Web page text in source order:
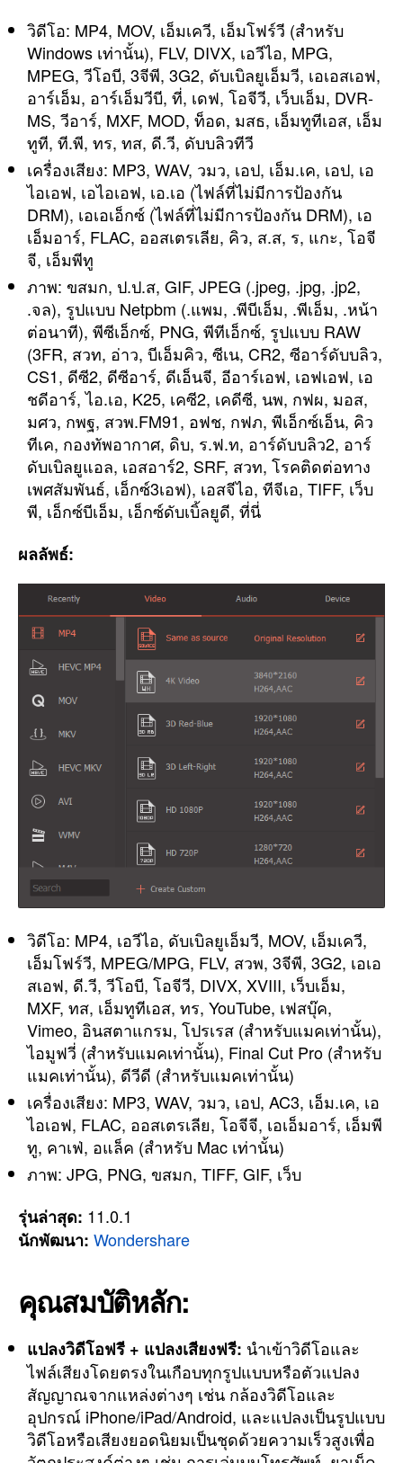
วิดีโอ: MP4, MOV, เอ็มเควี, เอ็มโฟร์วี (สำหรับ
Windows เท่านั้น), FLV, DIVX, เอวีไอ, MPG,
MPEG, วีโอบี, 3จีพี, 3G2, ดับเบิลยูเอ็มวี, เอเอสเอฟ,
อาร์เอ็ม, อาร์เอ็มวีบี, ที่, เดฟ, โอจีวี, เว็บเอ็ม, DVR-
MS, วีอาร์, MXF, MOD, ท็อด, มสธ, เอ็มทูทีเอส, เอ็ม
ทูที, ที.พี, ทร, ทส, ดี.วี, ดับบลิวทีวี
เครื่องเสียง: MP3, WAV, วมว, เอป, เอ็ม.เค, เอป, เอ
ไอเอฟ, เอไอเอฟ, เอ.เอ (ไฟล์ที่ไม่มีการป้องกัน
DRM), เอเอเอ็กซ์ (ไฟล์ที่ไม่มีการป้องกัน DRM), เอ
เอ็มอาร์, FLAC, ออสเตรเลีย, คิว, ส.ส, ร, แกะ, โอจี
จี, เอ็มพีทู
ภาพ: ขสมก, ป.ป.ส, GIF, JPEG (.jpeg, .jpg, .jp2,
.จล), รูปแบบ Netpbm (.แพม, .พีบีเอ็ม, .พีเอ็ม, .หน้า
ต่อนาที), พีซีเอ็กซ์, PNG, พีทีเอ็กซ์, รูปแบบ RAW
(3FR, สวท, อ่าว, บีเอ็มคิว, ซีเน, CR2, ซีอาร์ดับบลิว,
CS1, ดีซี2, ดีซีอาร์, ดีเอ็นจี, อีอาร์เอฟ, เอฟเอฟ, เอ
ชดีอาร์, ไอ.เอ, K25, เคซี2, เคดีซี, นพ, กฟผ, มอส,
มศว, กพฐ, สวพ.FM91, อฟช, กฟภ, พีเอ็กซ์เอ็น, คิว
ทีเค, กองทัพอากาศ, ดิบ, ร.ฟ.ท, อาร์ดับบลิว2, อาร์
ดับเบิลยูแอล, เอสอาร์2, SRF, สวท, โรคติดต่อทาง
เพศสัมพันธ์, เอ็กซ์3เอฟ), เอสจีไอ, ทีจีเอ, TIFF, เว็บ
พี, เอ็กซ์บีเอ็ม, เอ็กซ์ดับเบิ้ลยูดี, ที่นี่
ผลลัพธ์:
วิดีโอ: MP4, เอวีไอ, ดับเบิลยูเอ็มวี, MOV, เอ็มเควี,
เอ็มโฟร์วี, MPEG/MPG, FLV, สวพ, 3จีพี, 3G2, เอเอ
สเอฟ, ดี.วี, วีโอบี, โอจีวี, DIVX, XVIII, เว็บเอ็ม,
MXF, ทส, เอ็มทูทีเอส, ทร, YouTube, เฟสบุ๊ค,
Vimeo, อินสตาแกรม, โปรเรส (สำหรับแมคเท่านั้น),
ไอมูฟวี่ (สำหรับแมคเท่านั้น), Final Cut Pro (สำหรับ
แมคเท่านั้น), ดีวีดี (สำหรับแมคเท่านั้น)
เครื่องเสียง: MP3, WAV, วมว, เอป, AC3, เอ็ม.เค, เอ
ไอเอฟ, FLAC, ออสเตรเลีย, โอจีจี, เอเอ็มอาร์, เอ็มพี
ทู, คาเฟ่, อแล็ค (สำหรับ Mac เท่านั้น)
ภาพ: JPG, PNG, ขสมก, TIFF, GIF, เว็บ
รุ่นล่าสุด: 11.0.1
นักพัฒนา: Wondershare
คุณสมบัติหลัก:
แปลงวิดีโอฟรี + แปลงเสียงฟรี: นำเข้าวิดีโอและ
ไฟล์เสียงโดยตรงในเกือบทุกรูปแบบหรือตัวแปลง
สัญญาณจากแหล่งต่างๆ เช่น กล้องวิดีโอและ
อุปกรณ์ iPhone/iPad/Android, และแปลงเป็นรูปแบบ
วิดีโอหรือเสียงยอดนิยมเป็นชุดด้วยความเร็วสูงเพื่อ